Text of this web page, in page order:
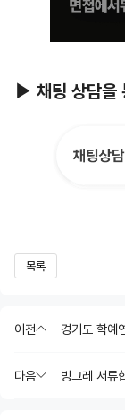
▶ 채팅 상담을
목록
이전 경기도 학예
다음 빙그레 서류